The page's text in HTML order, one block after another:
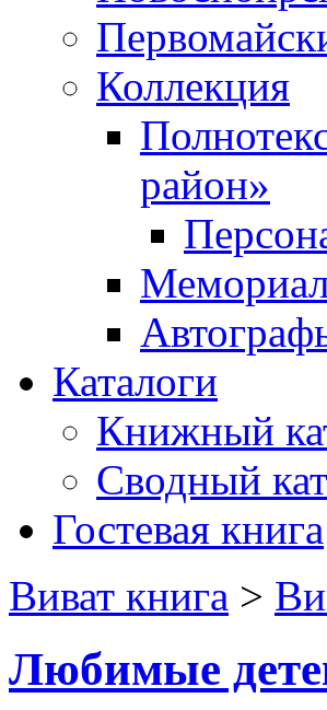
Коллекция
район»
Каталоги
Книжный
Сводный
Гостевая книга
Виват книга >
Любимые